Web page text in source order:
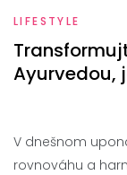
LIFESTYLE
Ayurvedou,
V dnešnom
rovnováhu a